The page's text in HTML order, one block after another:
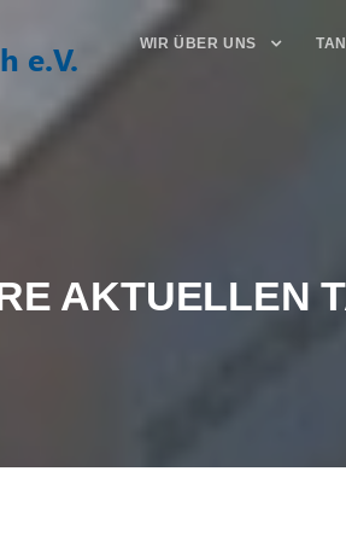
WIR ÜBER UNS
AKTUELLEN